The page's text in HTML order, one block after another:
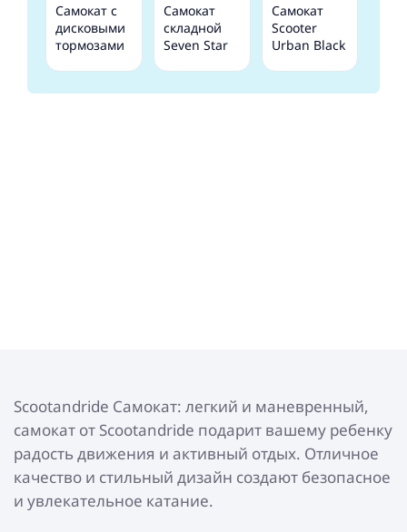
Самокат с
дисковыми
тормозами
Самокат
складной
Seven Star
Самокат
Scooter
Urban Black
Scootandride Самокат: легкий и маневренный,
самокат от Scootandride подарит вашему ребенку
радость движения и активный отдых. Отличное
качество и стильный дизайн создают безопасное
и увлекательное катание.